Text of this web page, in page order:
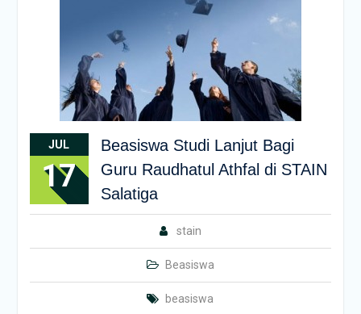
JUL
17
Beasiswa Studi Lanjut Bagi
Guru Raudhatul Athfal di STAIN
Salatiga
stain
Beasiswa
beasiswa